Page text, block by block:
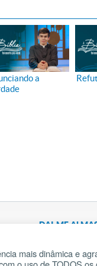
a
DAI-ME
mais dinâmica e